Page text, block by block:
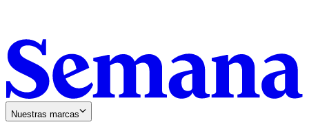
Nuestras marcas